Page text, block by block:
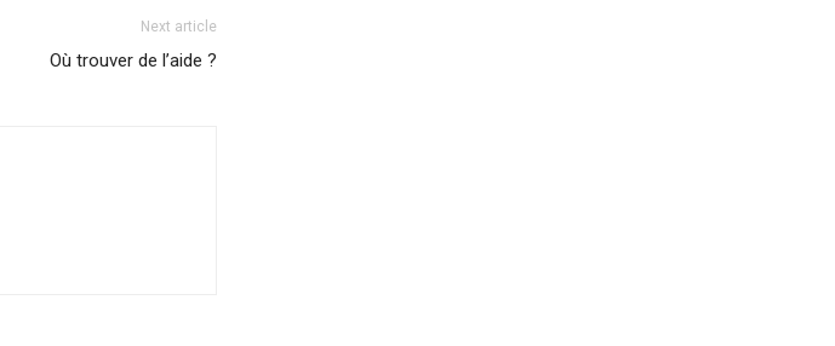
Next article
Où trouver de l’aide ?